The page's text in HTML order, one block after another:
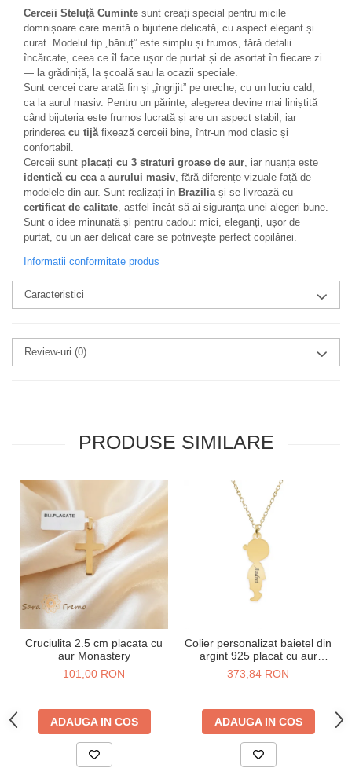
Cerceii Steluță Cuminte sunt creați special pentru micile
domnișoare care merită o bijuterie delicată, cu aspect elegant și
curat. Modelul tip „bănuț” este simplu și frumos, fără detalii
încărcate, ceea ce îl face ușor de purtat și de asortat în fiecare zi
— la grădiniță, la școală sau la ocazii speciale.
Sunt cercei care arată fin și „îngrijit” pe ureche, cu un luciu cald,
ca la aurul masiv. Pentru un părinte, alegerea devine mai liniștită
când bijuteria este frumos lucrată și are un aspect stabil, iar
prinderea cu tijăfixează cerceii bine, într-un mod clasic și
confortabil.
Cerceii sunt placați cu 3 straturi groase de aur, iar nuanța este
identică cu cea a aurului masiv, fără diferențe vizuale față de
modelele din aur. Sunt realizați în Braziliași se livrează cu
certificat de calitate, astfel încât să ai siguranța unei alegeri bune.
Sunt o idee minunată și pentru cadou: mici, eleganți, ușor de
purtat, cu un aer delicat care se potrivește perfect copilăriei.
Informatii conformitate produs
Caracteristici
Review-uri (0)
PRODUSE SIMILARE
Cruciulita 2.5 cm placata cu
aur Monastery
101,00 RON
ADAUGA IN COS
Colier personalizat baietel din
argint 925 placat cu aur
galben 24K
373,84 RON
ADAUGA IN COS